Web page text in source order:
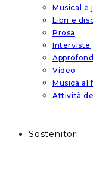
Musical e
Libri e
Prosa
Interviste
Video
Musica al
Attività
Sostenitori